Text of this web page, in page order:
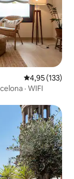
4,95 av 5 i
4,95 (133)
· WIFI